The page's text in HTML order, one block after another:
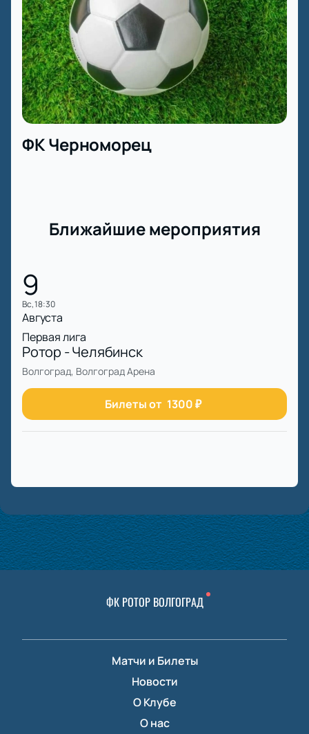
ФК Черноморец
Ближайшие мероприятия
9
вс, 18:30
Августа
Первая лига
Ротор - Челябинск
Волгоград, Волгоград Арена
Билеты от 1300₽
ФК РОТОР ВОЛГОГРАД
Матчи и Билеты
Новости
О Клубе
О нас